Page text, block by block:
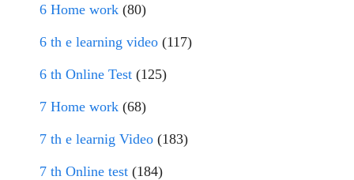
6 Home work (80)
6 th e learning video (117)
6 th Online Test (125)
7 Home work (68)
7 th e learnig Video (183)
7 th Online test (184)